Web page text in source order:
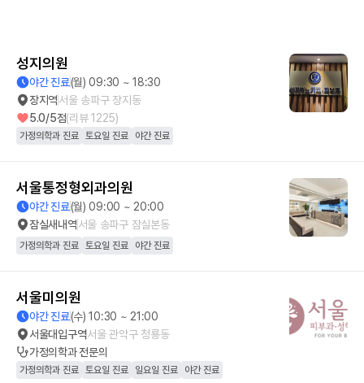
성지의원
야간 진료(월) 09:30 ~ 18:30
장지역서울 송파구 장지동
5.0/5점(리뷰1225)
가정의학과 진료 토요일 진료 야간 진료
서울통정형외과의원
야간 진료(월) 09:00 ~ 20:00
잠실새내역서울 송파구 잠실본동
가정의학과 진료 토요일 진료 야간 진료
서울미의원
야간 진료(수) 10:30 ~ 21:00
서울대입구역서울 관악구 청룡동
가정의학과전문의
가정의학과 진료 토요일 진료 일요일 진료 야간 진료